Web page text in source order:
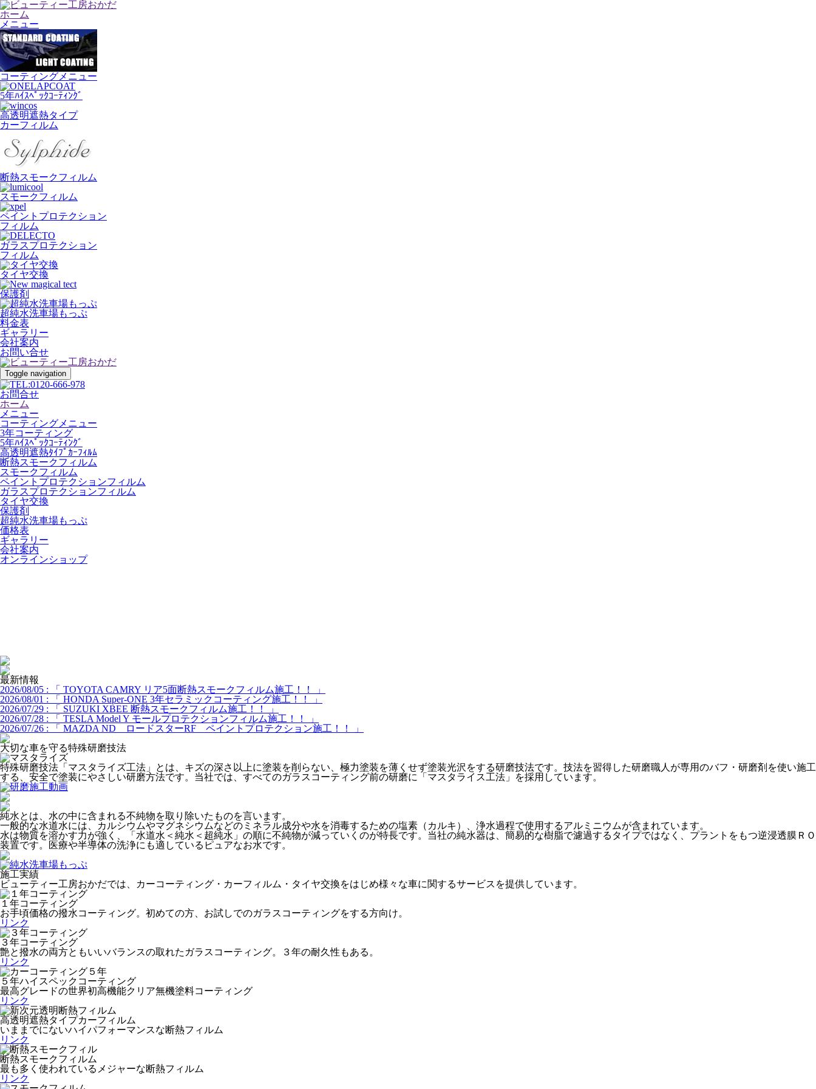
ホーム
メニュー
コーティングメニュー
5年ﾊｲｽﾍﾟｯｸｺｰﾃｨﾝｸﾞ
高透明遮熱タイプ
カーフィルム
断熱スモークフィルム
スモークフィルム
ペイントプロテクション
フィルム
ガラスプロテクション
フィルム
タイヤ交換
保護剤
超純水洗車場もっぷ
料金表
ギャラリー
会社案内
お問い合せ
Toggle navigation
お問合せ
ホーム
メニュー
コーティングメニュー
3年コーティング
5年ﾊｲｽﾍﾟｯｸｺｰﾃｨﾝｸﾞ
高透明遮熱ﾀｲﾌﾟｶｰﾌｨﾙﾑ
断熱スモークフィルム
スモークフィルム
ペイントプロテクションフィルム
ガラスプロテクションフィルム
タイヤ交換
保護剤
超純水洗車場もっぷ
価格表
ギャラリー
会社案内
オンラインショップ
最新情報
2026/08/05 : 「 TOYOTA CAMRY リア5面断熱スモークフィルム施工！！ 」
2026/08/01 : 「 HONDA Super-ONE 3年セラミックコーティング施工！！ 」
2026/07/29 : 「 SUZUKI XBEE 断熱スモークフィルム施工！！ 」
2026/07/28 : 「 TESLA Model Y モールプロテクションフィルム施工！！ 」
2026/07/26 : 「 MAZDA ND ロードスターRF ペイントプロテクション施工！！ 」
大切な車を守る特殊研磨技法
特殊研磨技法「マスタライズ工法」とは、キズの深さ以上に塗装を削らない、極力塗装を薄くせず塗装光沢をする研磨技法です。技法を習得した研磨職人が専用のバフ・研磨剤を使い施工
する、安全で塗装にやさしい研磨方法です。当社では、すべてのガラスコーティング前の研磨に「マスタライス工法」を採用しています。
純水とは、水の中に含まれる不純物を取り除いたものを言います。
一般的な水道水には、カルシウムやマグネシウムなどのミネラル成分や水を消毒するための塩素（カルキ）、浄水過程で使用するアルミニウムが含まれています。
水は物質を溶かす力が強く、「水道水＜純水＜超純水」の順に不純物が減っていくのが特長です。当社の純水器は、簡易的な樹脂で濾過するタイプではなく、プラントをもつ逆浸透膜ＲＯ
装置です。医療や半導体の洗浄にも適しているピュアなお水です。
施工実績
ビューティー工房おかだでは、カーコーティング・カーフィルム・タイヤ交換をはじめ様々な車に関するサービスを提供しています。
１年コーティング
お手頃価格の撥水コーティング。初めての方、お試しでのガラスコーティングをする方向け。
リンク
３年コーティング
艶と撥水の両方ともいいバランスの取れたガラスコーティング。３年の耐久性もある。
リンク
５年ハイスペックコーティング
最高グレードの世界初高機能クリア無機塗料コーティング
リンク
高透明遮熱タイプカーフィルム
いままでにないハイパフォーマンスな断熱フィルム
リンク
断熱スモークフィルム
最も多く使われているメジャーな断熱フィルム
リンク